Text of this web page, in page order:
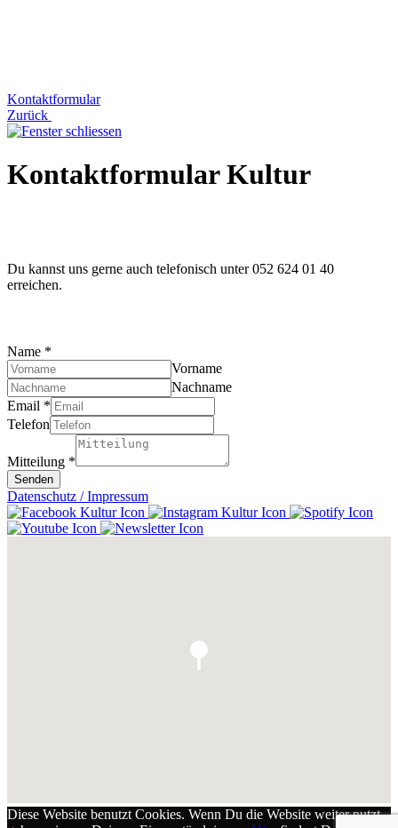
Kontaktformular
Zurück
Kontaktformular Kultur
Du kannst uns gerne auch telefonisch unter 052 624 01 40
erreichen.
Name *
Vorname
Nachname
Email *
Telefon
Mitteilung *
Senden
Datenschutz / Impressum
Diese Website benutzt Cookies. Wenn Du die Website weiter nutzt,